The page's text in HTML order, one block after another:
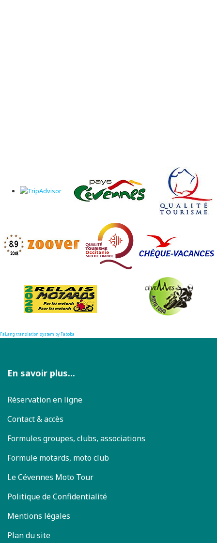
FaLang translation system by Faboba
En savoir plus...
Réservation en ligne
Contact & accès
Formules groupes, clubs, associations
Formule motards, moto club
Le Cévennes Moto Tour
Politique de Confidentialité
Mentions légales
Plan du site